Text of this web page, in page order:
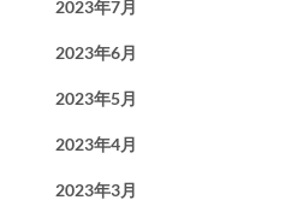
2023年7月
2023年6月
2023年5月
2023年4月
2023年3月